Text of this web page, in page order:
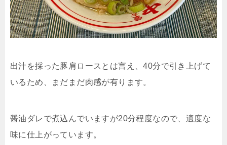
出汁を採った豚肩ロースとは言え、40分で引き上げて
いるため、まだまだ肉感が有ります。
醤油ダレで煮込んでいますが20分程度なので、適度な
味に仕上がっています。